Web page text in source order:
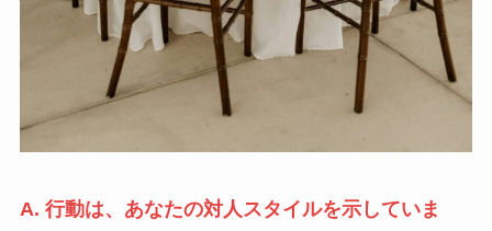
A. 行動は、あなたの対人スタイルを示していま